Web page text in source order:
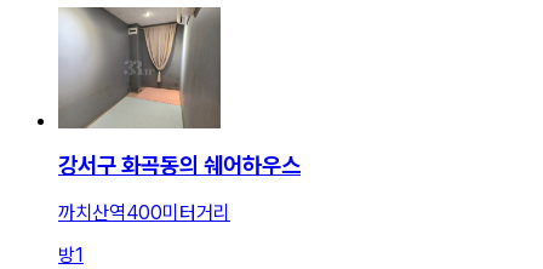
강서구 화곡동의 쉐어하우스
까치산역400미터거리
방1